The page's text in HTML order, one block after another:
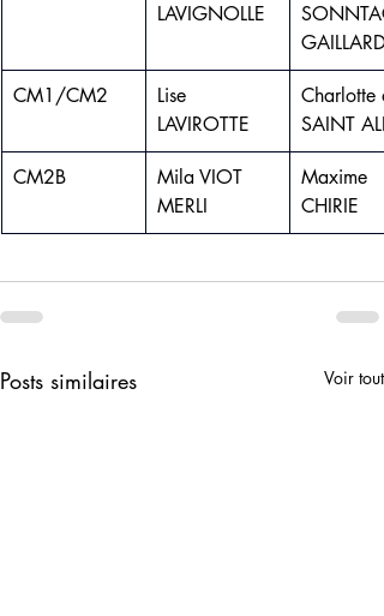
LAVIGNOLLE
GAILLARD
CM1/CM2
Lise
LAVIROTTE
Charlotte
SAINT
CM2B
Mila VIOT
MERLI
Maxime
CHIRIE
Posts similaires Voir tout